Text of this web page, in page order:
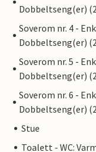
Dobbeltseng(er)
Soverom nr. 4 -
Dobbeltseng(er)
Soverom nr. 5 -
Dobbeltseng(er)
Soverom nr. 6 -
Dobbeltseng(er)
Stue
Toalett - WC: